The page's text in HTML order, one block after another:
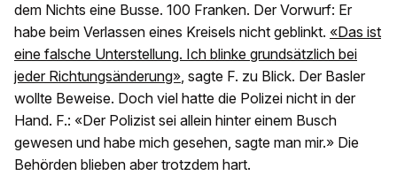
dem Nichts eine Busse. 100 Franken. Der Vorwurf: Er
habe beim Verlassen eines Kreisels nicht geblinkt. «Das ist
eine falsche Unterstellung. Ich blinke grundsätzlich bei
jeder Richtungsänderung», sagte F. zu Blick. Der Basler
wollte Beweise. Doch viel hatte die Polizei nicht in der
Hand. F.: «Der Polizist sei allein hinter einem Busch
gewesen und habe mich gesehen, sagte man mir.» Die
Behörden blieben aber trotzdem hart.